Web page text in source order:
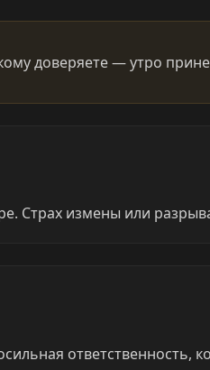
доверяете — утро
Страх измены или
ответственность,